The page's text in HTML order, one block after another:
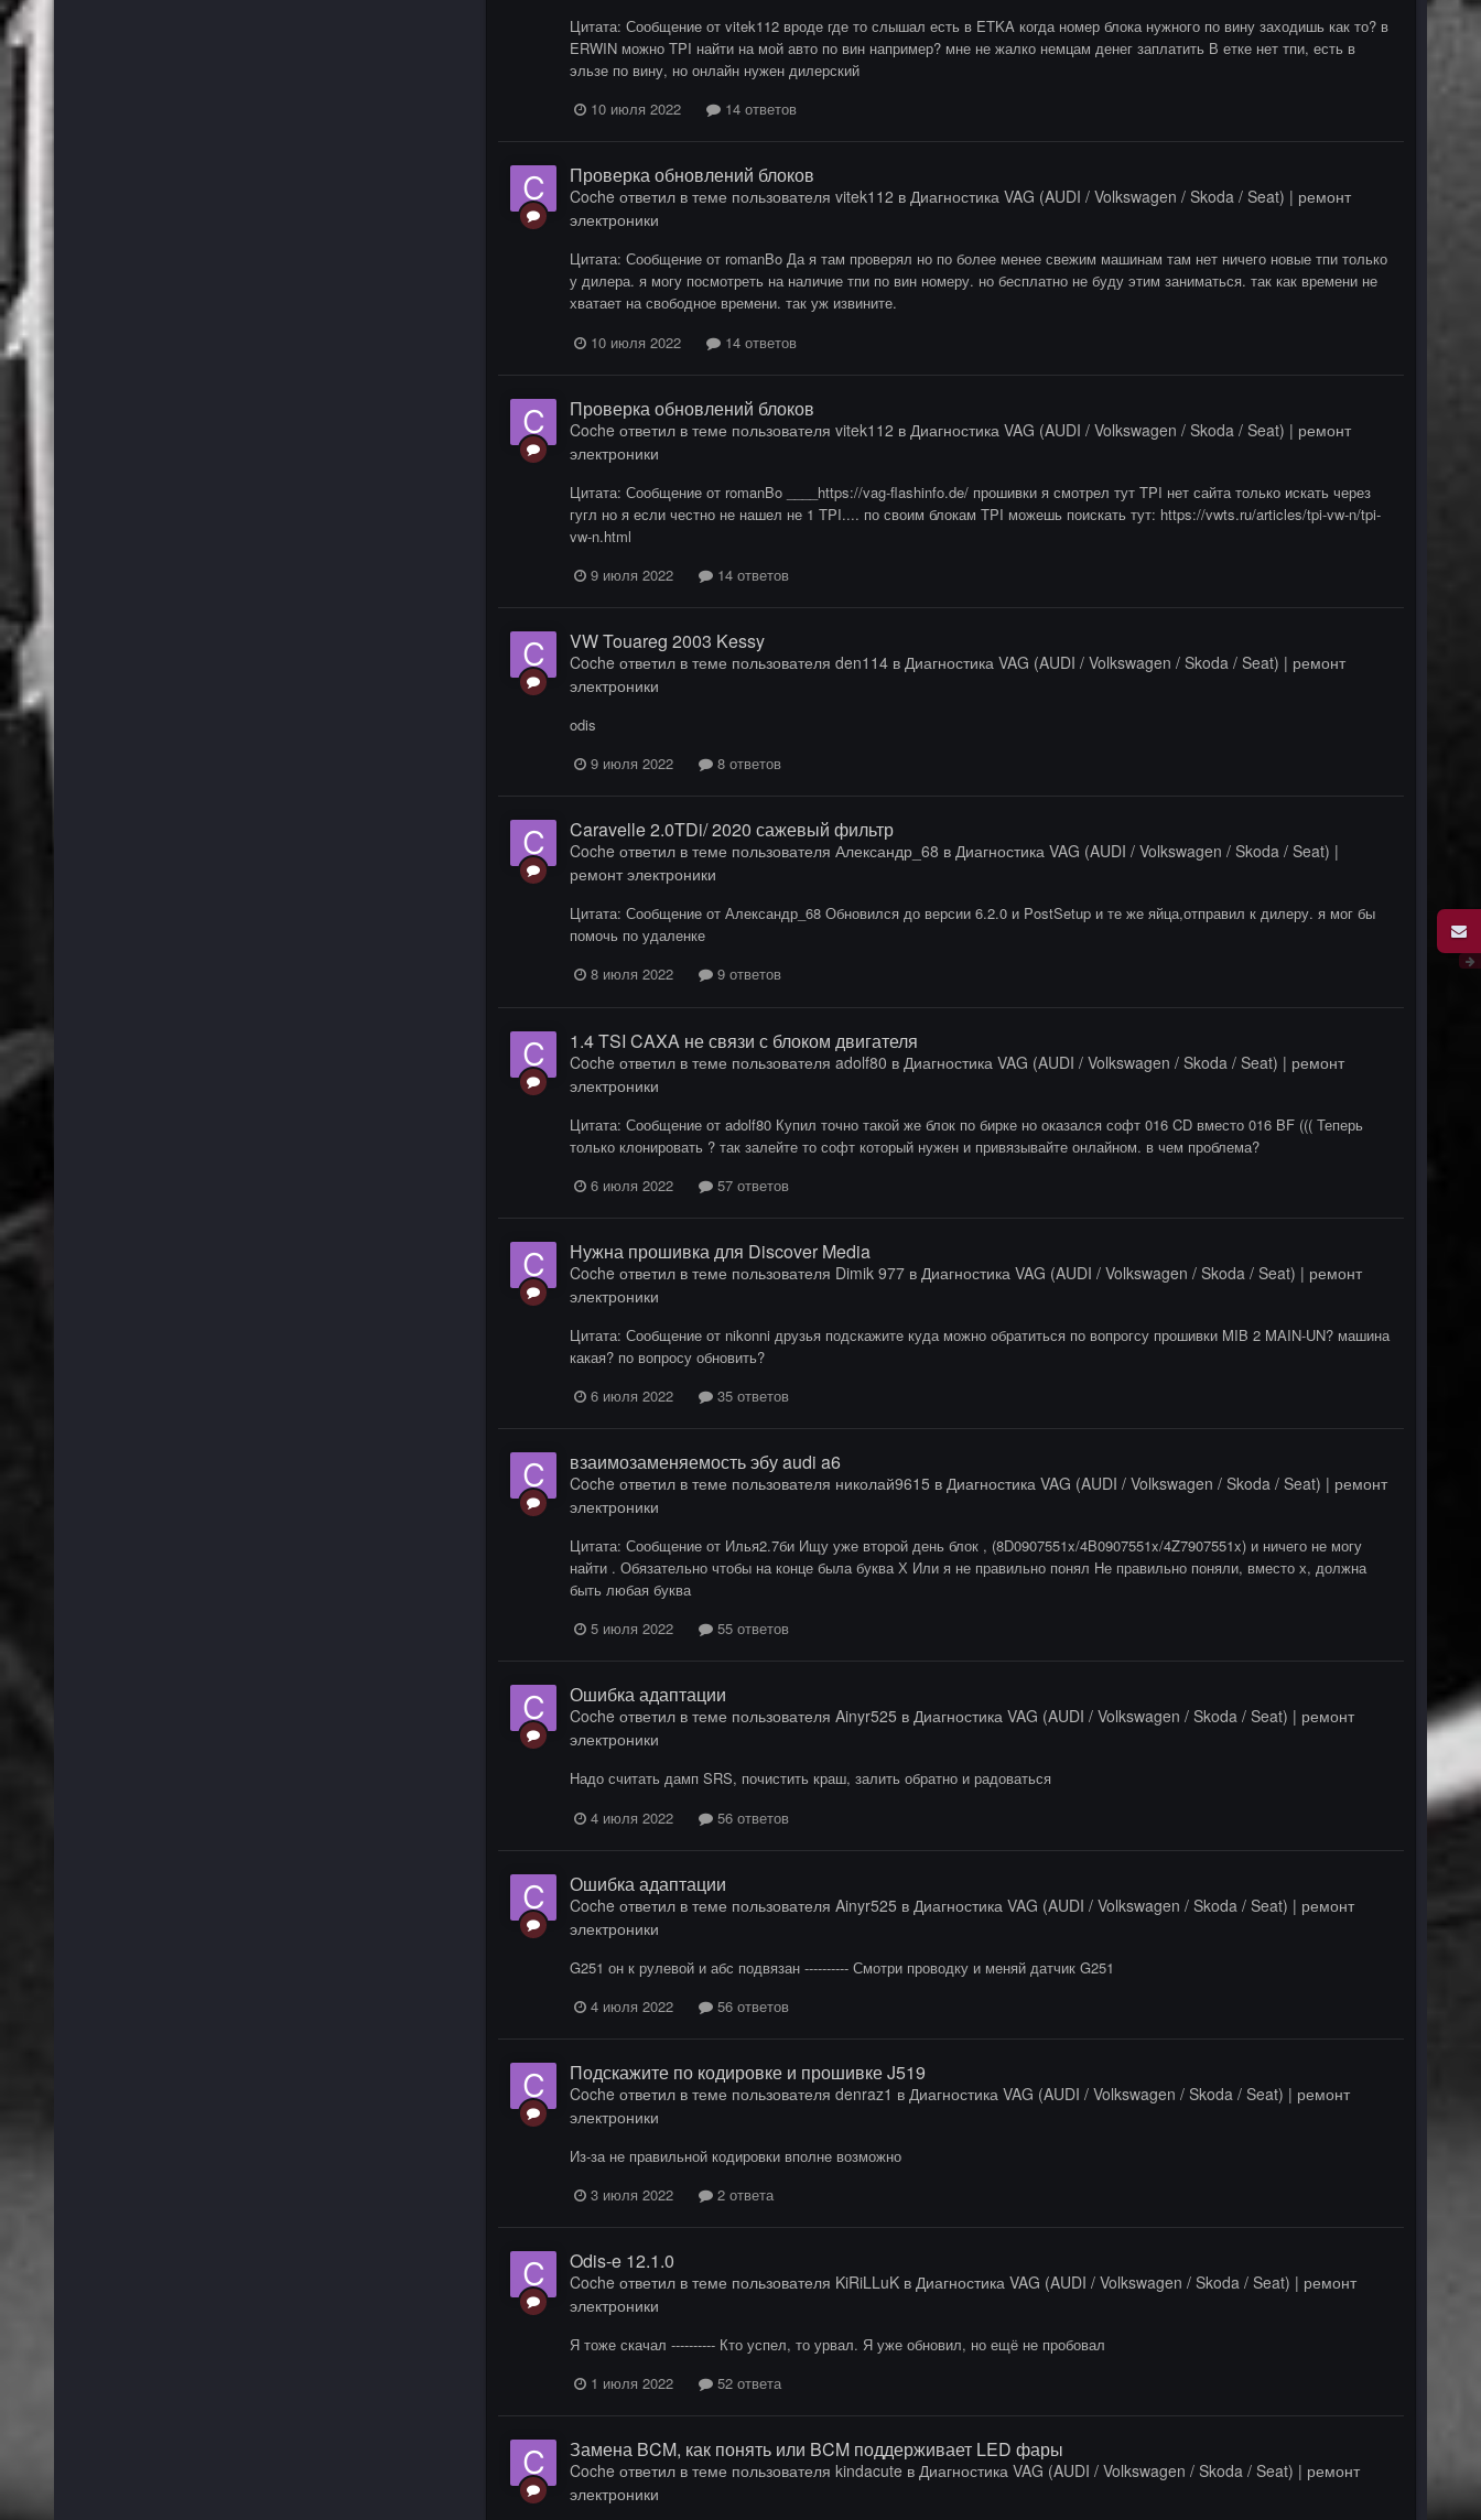
Цитата: Сообщение от vitek112 вроде где то слышал есть в ETKA когда номер блока нужного по вину заходишь как то? в
ERWIN можно TPI найти на мой авто по вин например? мне не жалко немцам денег заплатить В етке нет тпи, есть в
эльзе по вину, но онлайн нужен дилерский
10 июля 2022
14 ответов
Проверка обновлений блоков
Coche ответил в теме пользователя vitek112 в Диагностика VAG (AUDI / Volkswagen / Skoda / Seat) | ремонт
электроники
Цитата: Сообщение от romanBo Да я там проверял но по более менее свежим машинам там нет ничего новые тпи только
у дилера. я могу посмотреть на наличие тпи по вин номеру. но бесплатно не буду этим заниматься. так как времени не
хватает на свободное времени. так уж извините.
10 июля 2022
14 ответов
Проверка обновлений блоков
Coche ответил в теме пользователя vitek112 в Диагностика VAG (AUDI / Volkswagen / Skoda / Seat) | ремонт
электроники
Цитата: Сообщение от romanBo ____https://vag-flashinfo.de/ прошивки я смотрел тут TPI нет сайта только искать через
гугл но я если честно не нашел не 1 TPI.... по своим блокам TPI можешь поискать тут: https://vwts.ru/articles/tpi-vw-n/tpi-
vw-n.html
9 июля 2022
14 ответов
VW Touareg 2003 Kessy
Coche ответил в теме пользователя den114в Диагностика VAG (AUDI / Volkswagen / Skoda / Seat) | ремонт
электроники
odis
9 июля 2022
8 ответов
Caravelle 2.0TDi/ 2020 сажевый фильтр
Coche ответил в теме пользователя Александр_68 в Диагностика VAG (AUDI / Volkswagen / Skoda / Seat) |
ремонт электроники
Цитата: Сообщение от Александр_68 Обновился до версии 6.2.0 и PostSetup и те же яйца,отправил к дилеру. я мог бы
помочь по удаленке
8 июля 2022
9 ответов
1.4 TSI CAXA не связи с блоком двигателя
Coche ответил в теме пользователя adolf80 в Диагностика VAG (AUDI / Volkswagen / Skoda / Seat) | ремонт
электроники
Цитата: Сообщение от adolf80 Купил точно такой же блок по бирке но оказался софт 016 CD вместо 016 BF ((( Теперь
только клонировать ? так залейте то софт который нужен и привязывайте онлайном. в чем проблема?
6 июля 2022
57 ответов
Нужна прошивка для Discover Media
Coche ответил в теме пользователя Dimik 977в Диагностика VAG (AUDI / Volkswagen / Skoda / Seat) | ремонт
электроники
Цитата: Сообщение от nikonni друзья подскажите куда можно обратиться по вопрогсу прошивки MIB 2 MAIN-UN? машина
какая? по вопросу обновить?
6 июля 2022
35 ответов
взаимозаменяемость эбу audi a6
Coche ответил в теме пользователя николай9615 в Диагностика VAG (AUDI / Volkswagen / Skoda / Seat) | ремонт
электроники
Цитата: Сообщение от Илья2.7би Ищу уже второй день блок , (8D0907551x/4B0907551x/4Z7907551x) и ничего не могу
найти . Обязательно чтобы на конце была буква Х Или я не правильно понял Не правильно поняли, вместо х, должна
быть любая буква
5 июля 2022
55 ответов
Ошибка адаптации
Coche ответил в теме пользователя Ainyr525 в Диагностика VAG (AUDI / Volkswagen / Skoda / Seat) | ремонт
электроники
Надо считать дамп SRS, почистить краш, залить обратно и радоваться
4 июля 2022
56 ответов
Ошибка адаптации
Coche ответил в теме пользователя Ainyr525 в Диагностика VAG (AUDI / Volkswagen / Skoda / Seat) | ремонт
электроники
G251 он к рулевой и абс подвязан ---------- Смотри проводку и меняй датчик G251
4 июля 2022
56 ответов
Подскажите по кодировке и прошивке J519
Coche ответил в теме пользователя denraz1 в Диагностика VAG (AUDI / Volkswagen / Skoda / Seat) | ремонт
электроники
Из-за не правильной кодировки вполне возможно
3 июля 2022
2 ответа
Odis-e 12.1.0
Coche ответил в теме пользователя KiRiLLuKв Диагностика VAG (AUDI / Volkswagen / Skoda / Seat) | ремонт
электроники
Я тоже скачал ---------- Кто успел, то урвал. Я уже обновил, но ещё не пробовал
1 июля 2022
52 ответа
Замена BCM, как понять или BCM поддерживает LED фары
Coche ответил в теме пользователя kindacute в Диагностика VAG (AUDI / Volkswagen / Skoda / Seat) | ремонт
электроники